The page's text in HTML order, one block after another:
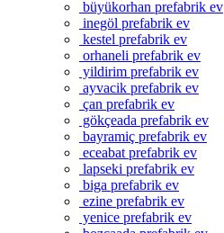
büyükorhan prefabrik ev
inegöl prefabrik ev
kestel prefabrik ev
orhaneli prefabrik ev
yildirim prefabrik ev
ayvacik prefabrik ev
çan prefabrik ev
gökçeada prefabrik ev
bayramiç prefabrik ev
eceabat prefabrik ev
lapseki prefabrik ev
biga prefabrik ev
ezine prefabrik ev
yenice prefabrik ev